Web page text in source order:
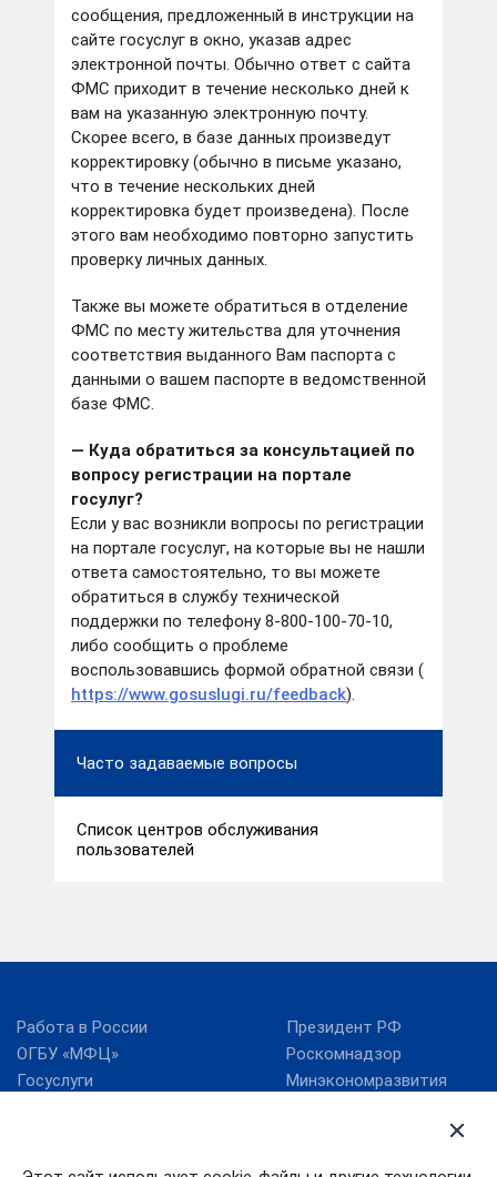
сообщения, предложенный в инструкции на
сайте госуслуг в окно, указав адрес
электронной почты. Обычно ответ с сайта
ФМС приходит в течение несколько дней к
вам на указанную электронную почту.
Скорее всего, в базе данных произведут
корректировку (обычно в письме указано,
что в течение нескольких дней
корректировка будет произведена). После
этого вам необходимо повторно запустить
проверку личных данных.
Также вы можете обратиться в отделение
ФМС по месту жительства для уточнения
соответствия выданного Вам паспорта с
данными о вашем паспорте в ведомственной
базе ФМС.
— Куда обратиться за консультацией по
вопросу регистрации на портале
госулуг?
Если у вас возникли вопросы по регистрации
на портале госуслуг, на которые вы не нашли
ответа самостоятельно, то вы можете
обратиться в службу технической
поддержки по телефону 8-800-100-70-10,
либо сообщить о проблеме
воспользовавшись формой обратной связи (
https://www.gosuslugi.ru/feedback).
Часто задаваемые вопросы
Список центров обслуживания
пользователей
Работа в России
ОГБУ «МФЦ»
Госуслуги
Президент РФ
Роскомнадзор
Минэкономразвития